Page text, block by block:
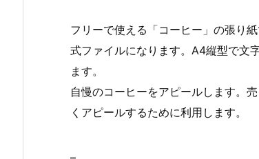
フリーで使える「コーヒー」の張り
式ファイルになります。A4縦型で文
ます。
自慢のコーヒーをアピールします。
くアピールするために利用します。